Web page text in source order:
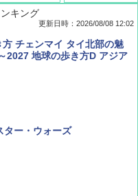
) 2026年 9 月号【特別付録:
"旅"財布 ランダム2種】
ン ２０２６年 ９月号 [雑
キング
更新日時：2026/08/08 12:02
チェンマイ タイ北部の魅
2027 地球の歩き方D アジア
ター・ウォーズ